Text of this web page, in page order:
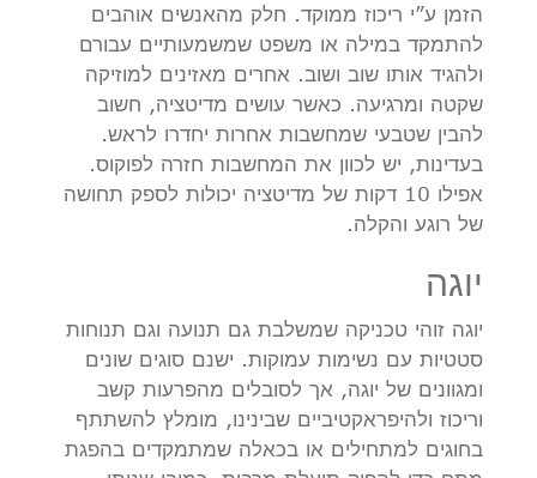
הזמן ע”י ריכוז ממוקד. חלק מהאנשים אוהבים
להתמקד במילה או משפט שמשמעותיים עבורם
ולהגיד אותו שוב ושוב. אחרים מאזינים למוזיקה
שקטה ומרגיעה. כאשר עושים מדיטציה, חשוב
להבין שטבעי שמחשבות אחרות יחדרו לראש.
בעדינות, יש לכוון את המחשבות חזרה לפוקוס.
אפילו 10 דקות של מדיטציה יכולות לספק תחושה
של רוגע והקלה.
יוגה
יוגה זוהי טכניקה שמשלבת גם תנועה וגם תנוחות
סטטיות עם נשימות עמוקות. ישנם סוגים שונים
ומגוונים של יוגה, אך לסובלים מהפרעות קשב
וריכוז ולהיפראקטיביים שבינינו, מומלץ להשתתף
בחוגים למתחילים או בכאלה שמתמקדים בהפגת